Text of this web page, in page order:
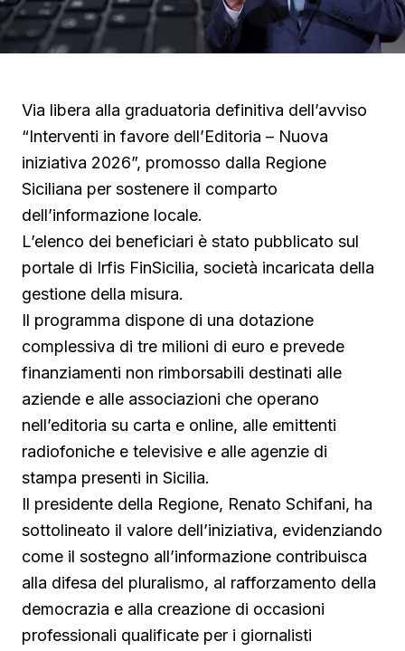
Via libera alla graduatoria definitiva dell’avviso
“Interventi in favore dell’Editoria – Nuova
iniziativa 2026”, promosso dalla Regione
Siciliana per sostenere il comparto
dell’informazione locale.
L’elenco dei beneficiari è stato pubblicato sul
portale di Irfis FinSicilia, società incaricata della
gestione della misura.
Il programma dispone di una dotazione
complessiva di tre milioni di euro e prevede
finanziamenti non rimborsabili destinati alle
aziende e alle associazioni che operano
nell’editoria su carta e online, alle emittenti
radiofoniche e televisive e alle agenzie di
stampa presenti in Sicilia.
Il presidente della Regione, Renato Schifani, ha
sottolineato il valore dell’iniziativa, evidenziando
come il sostegno all’informazione contribuisca
alla difesa del pluralismo, al rafforzamento della
democrazia e alla creazione di occasioni
professionali qualificate per i giornalisti